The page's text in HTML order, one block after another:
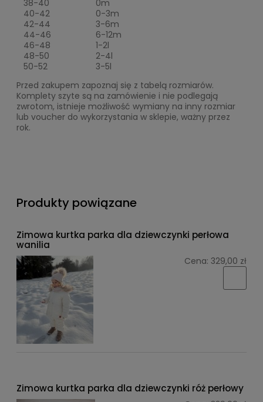
38-40
0m
40-42
0-3m
42-44
3-6m
44-46
6-12m
46-48
1-2l
48-50
2-4l
50-52
3-5l
Przed zakupem zapoznaj się z tabelą rozmiarów.
Komplety szyte są na zamówienie i nie podlegają
zwrotom, istnieje możliwość wymiany na inny rozmiar
lub voucher do wykorzystania w sklepie, ważny przez
rok.
Produkty powiązane
Zimowa kurtka parka dla dziewczynki perłowa
wanilia
Cena: 329,00 zł
Zimowa kurtka parka dla dziewczynki róż perłowy